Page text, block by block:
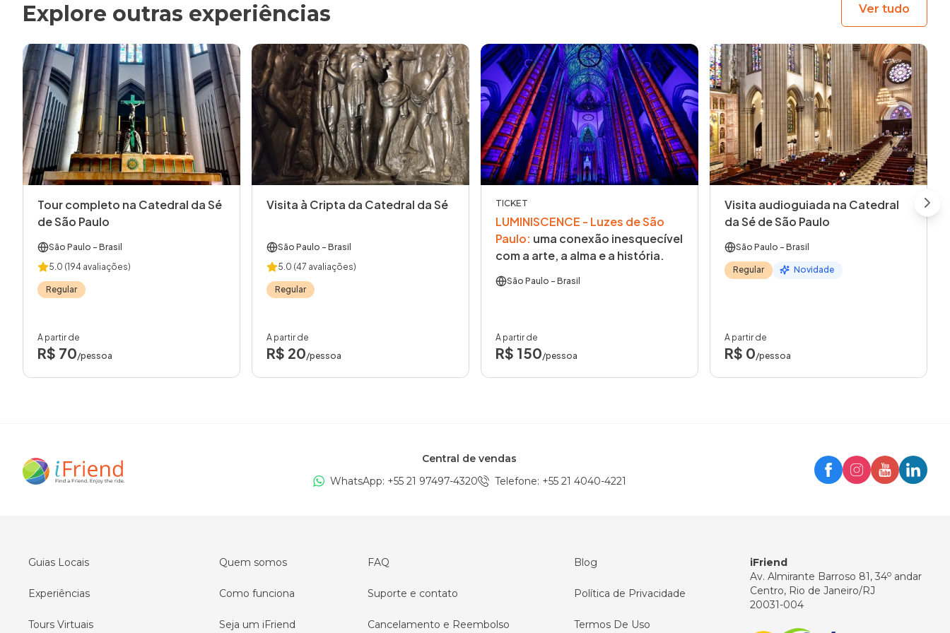
Explore outras experiências Ver tudo
Tour completo na Catedral da Sé
de São Paulo
São Paulo - Brasil
5.0 (194 avaliações)
Regular
A partir de
R$ 70/pessoa
Visita à Cripta da Catedral da Sé
São Paulo - Brasil
5.0 (47 avaliações)
Regular
A partir de
R$ 20/pessoa
TICKET
LUMINISCENCE - Luzes de São
Paulo: uma conexão inesquecível
com a arte, a alma e a história.
São Paulo - Brasil
A partir de
R$ 150/pessoa
Visita audioguiada na Catedral
da Sé de São Paulo
São Paulo - Brasil
Regular Novidade
A partir de
R$ 0/pessoa
Central de vendas
WhatsApp: +55 21 97497-4320 Telefone: +55 21 4040-4221
Guias Locais
Experiências
Tours Virtuais
Quem somos
Como funciona
Seja um iFriend
FAQ
Suporte e contato
Cancelamento e Reembolso
Blog
Política de Privacidade
Termos De Uso
iFriend
Av. Almirante Barroso 81, 34o andar
Centro, Rio de Janeiro/RJ
20031-004